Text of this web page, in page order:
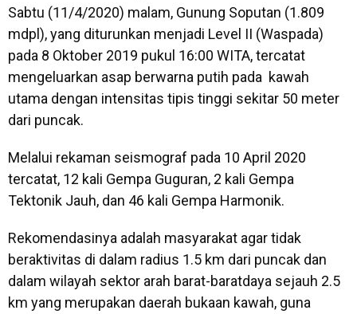
Sabtu (11/4/2020) malam, Gunung Soputan (1.809
mdpl), yang diturunkan menjadi Level II (Waspada)
pada 8 Oktober 2019 pukul 16:00 WITA, tercatat
mengeluarkan asap berwarna putih pada kawah
utama dengan intensitas tipis tinggi sekitar 50 meter
dari puncak.
Melalui rekaman seismograf pada 10 April 2020
tercatat, 12 kali Gempa Guguran, 2 kali Gempa
Tektonik Jauh, dan 46 kali Gempa Harmonik.
Rekomendasinya adalah masyarakat agar tidak
beraktivitas di dalam radius 1.5 km dari puncak dan
dalam wilayah sektor arah barat-baratdaya sejauh 2.5
km yang merupakan daerah bukaan kawah, guna